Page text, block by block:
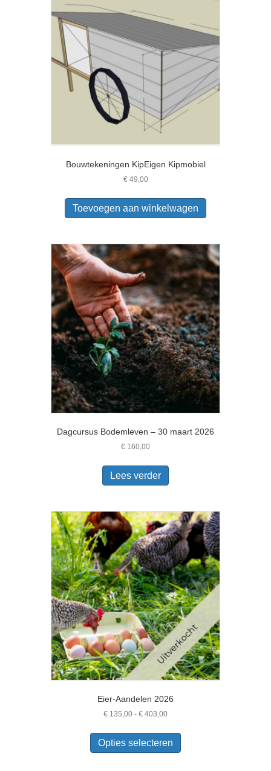
Bouwtekeningen KipEigen Kipmobiel
€49,00
Toevoegen aan winkelwagen
Dagcursus Bodemleven – 30 maart 2026
€ 160,00
Lees verder
Eier-Aandelen 2026
€ 135,00 - € 403,00Prijsklasse:
tot
€ 403,00
Opties selecteren
heeft